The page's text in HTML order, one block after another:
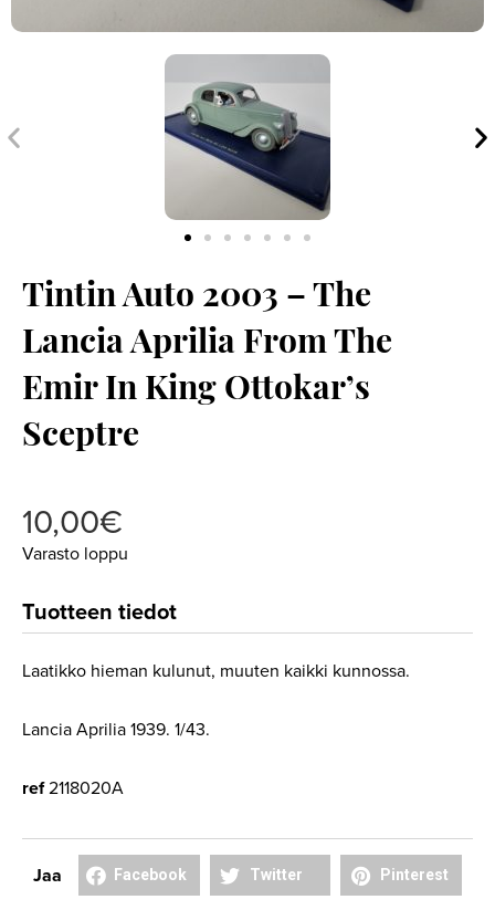
Edellinen
Tintin Auto 2003 – The
Lancia Aprilia From The
Emir In King Ottokar’s
Sceptre
10,00€
Varasto loppu
Tuotteen tiedot
Laatikko hieman kulunut, muuten kaikki kunnossa.
Lancia Aprilia 1939. 1/43.
ref2118020A
Jaa Share
Facebook Twitter
Share
on
Pinterest